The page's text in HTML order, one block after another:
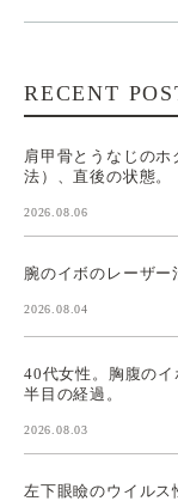
RECENT
肩甲骨とうなじのホ
法）、直後の状態。
2026.08.06
腕のイボのレーザー
2026.08.04
40代女性。胸腹の
半目の経過。
2026.08.03
左下眼瞼のウイル